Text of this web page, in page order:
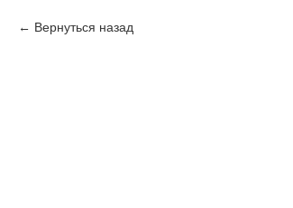
Вернуться назад